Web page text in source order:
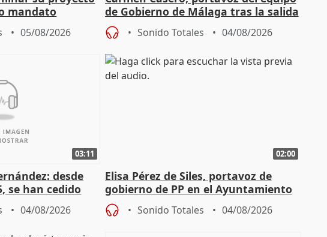
mandato
05/08/2026
de Gobierno de Málaga tras la salida
de Pérez de Siles
Sonido Totales 04/08/2026
03:11
desde
se han cedido
04/08/2026
02:00
Elisa Pérez de Siles, portavoz de
gobierno de PP en el Ayuntamiento
de Málaga, deja la política
Sonido Totales 04/08/2026